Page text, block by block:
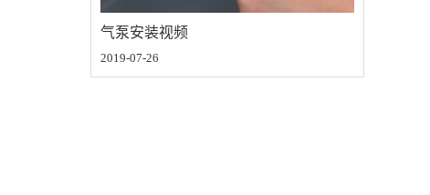
气泵安装视频
2019-07-26